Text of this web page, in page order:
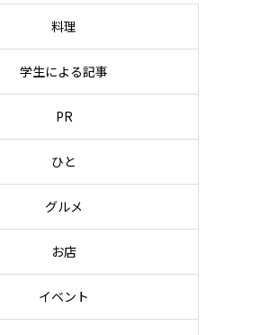
料理
学生による記事
PR
ひと
グルメ
お店
イベント